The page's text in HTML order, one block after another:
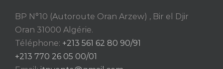
BP N°10 (Autoroute Oran Arzew) , Bir el Djir
Oran 31000 Algérie.
Téléphone: +213 561 62 80 90/91
+213 770 26 05 00/01